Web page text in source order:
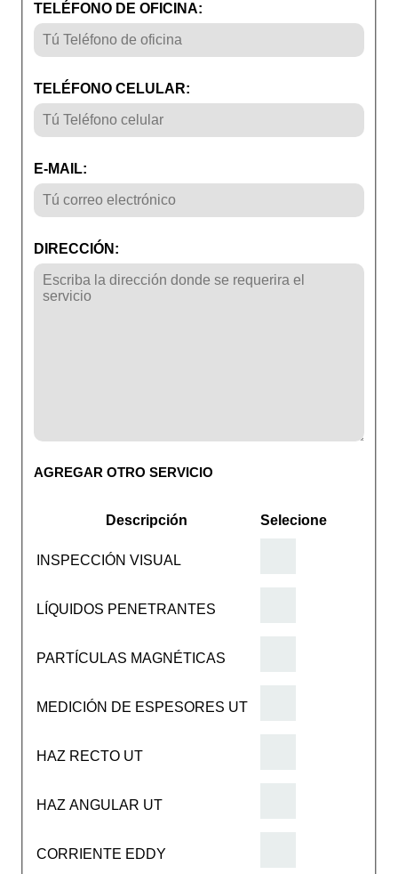
TELÉFONO DE OFICINA:
TELÉFONO CELULAR:
E-MAIL:
DIRECCIÓN:
AGREGAR OTRO SERVICIO
Descripción Selecione
INSPECCIÓN VISUAL
LÍQUIDOS PENETRANTES
PARTÍCULAS MAGNÉTICAS
MEDICIÓN DE ESPESORES UT
HAZ RECTO UT
HAZ ANGULAR UT
CORRIENTE EDDY